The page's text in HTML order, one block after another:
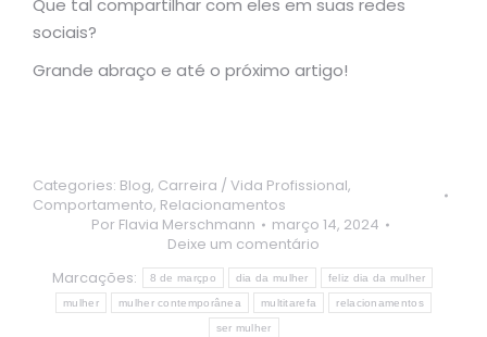
Que tal compartilhar com eles em suas redes
sociais?
Grande abraço e até o próximo artigo!
Categories: Blog, Carreira / Vida Profissional,
Comportamento, Relacionamentos
Por Flavia Merschmann
março 14, 2024
Deixe um comentário
Marcações:
8 de marçpo dia da mulher feliz dia da mulher
mulher mulher contemporânea multitarefa relacionamentos
ser mulher